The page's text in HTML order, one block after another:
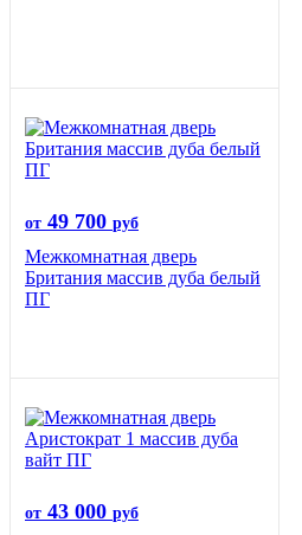
от 49 700 руб
Межкомнатная дверь
Британия массив дуба белый
ПГ
от 43 000 руб